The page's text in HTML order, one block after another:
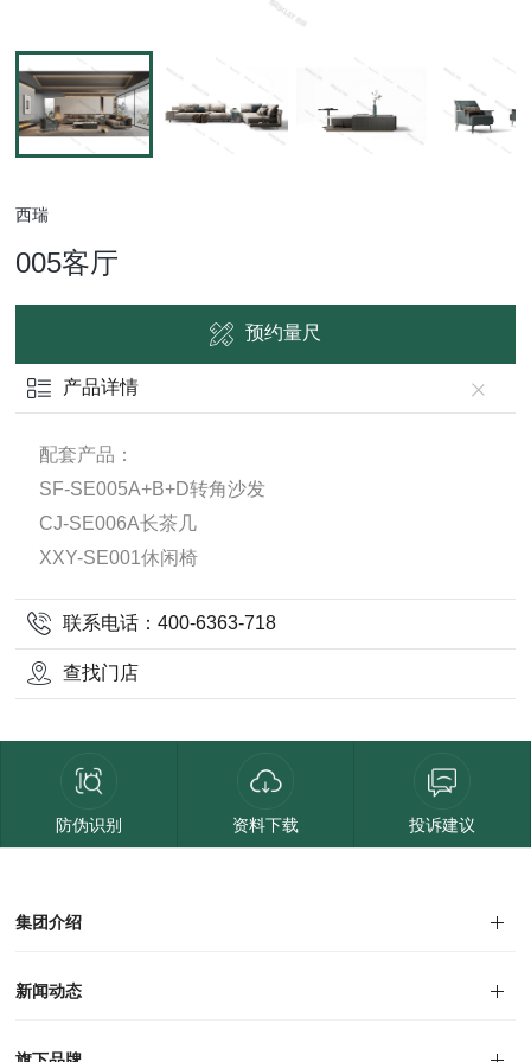
西瑞
005客厅
预约量尺
产品详情
配套产品：
SF-SE005A+B+D转角沙发
CJ-SE006A长茶几
XXY-SE001休闲椅
联系电话：400-6363-718
查找门店
防伪识别 资料下载 投诉建议
集团介绍
集团介绍
企业文化
人才招聘
商学院
VR全景展厅
董事长介绍
新闻动态
对外公告
家居资讯